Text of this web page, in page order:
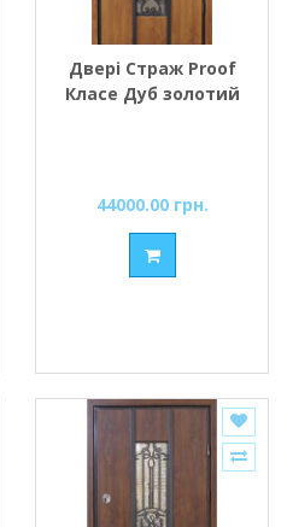
Двері Страж Proof
Класе Дуб золотий
44000.00 грн.